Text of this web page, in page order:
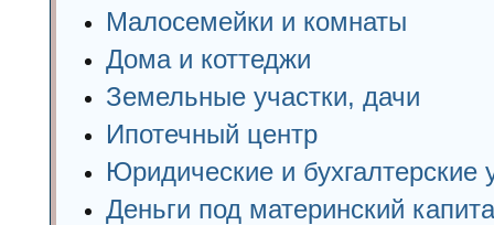
Малосемейки и комнаты
Дома и коттеджи
Земельные участки, дачи
Ипотечный центр
Юридические и бухгалтерские
Деньги под материнский